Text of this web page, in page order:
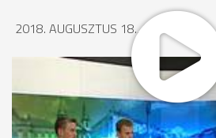
2018. AUGUSZTUS 18., 00:08
MEGOSZTÁS